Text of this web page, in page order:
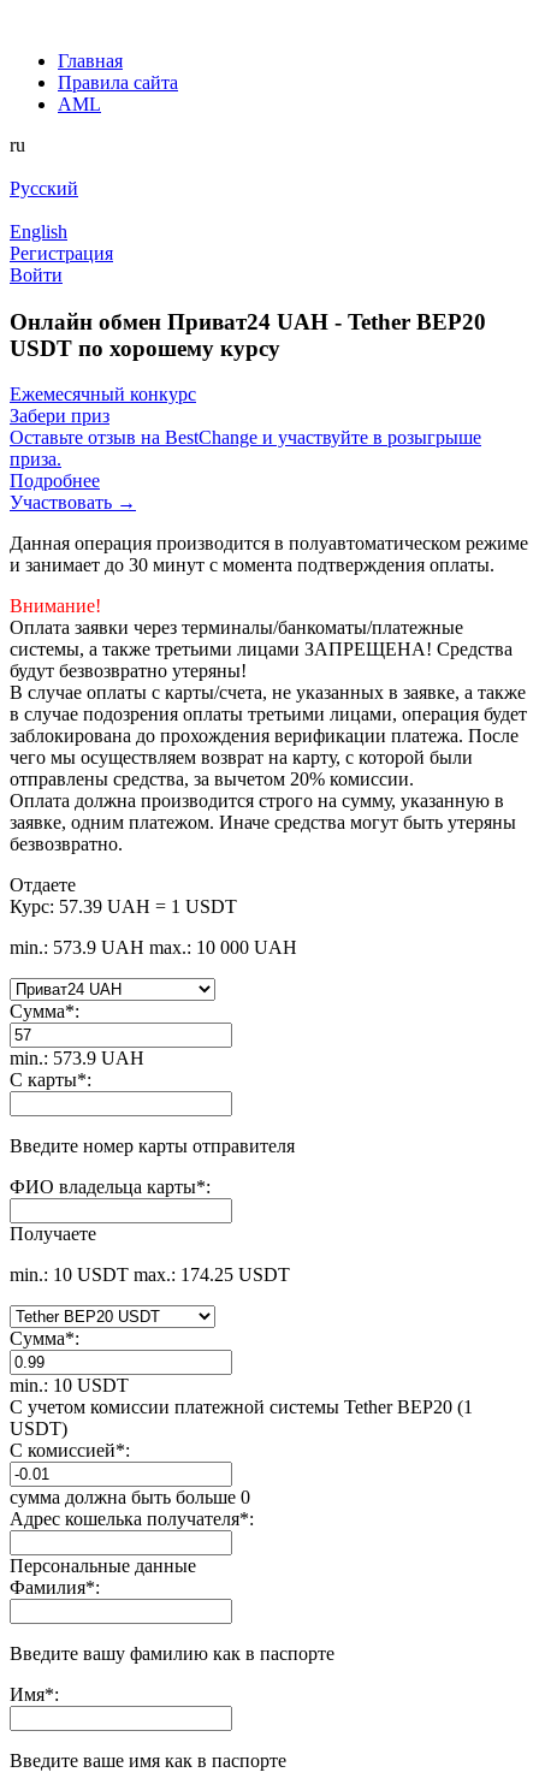
Главная
Правила сайта
AML
ru
Русский
English
Регистрация
Войти
Онлайн обмен Приват24 UAH - Tether BEP20
USDT по хорошему курсу
Ежемесячный конкурс
Забери приз
Оставьте отзыв на BestChange и участвуйте в розыгрыше
приза.
Подробнее
Участвовать →
Данная операция производится в полуавтоматическом режиме
и занимает до 30 минут с момента подтверждения оплаты.
Внимание!
Оплата заявки через терминалы/банкоматы/платежные
системы, а также третьими лицами ЗАПРЕЩЕНА! Средства
будут безвозвратно утеряны!
В случае оплаты с карты/счета, не указанных в заявке, а также
в случае подозрения оплаты третьими лицами, операция будет
заблокирована до прохождения верификации платежа. После
чего мы осуществляем возврат на карту, с которой были
отправлены средства, за вычетом 20% комиссии.
Оплата должна производится строго на сумму, указанную в
заявке, одним платежом. Иначе средства могут быть утеряны
безвозвратно.
Отдаете
Курс: 57.39 UAH = 1 USDT
min.: 573.9 UAH max.: 10 000 UAH
Сумма*:
min.: 573.9 UAH
С карты*:
Введите номер карты отправителя
ФИО владельца карты*:
Получаете
min.: 10 USDT max.: 174.25 USDT
Сумма*:
min.: 10 USDT
С учетом комиссии платежной системы Tether BEP20 (1
USDT)
С комиссией*:
сумма должна быть больше 0
Адрес кошелька получателя*:
Персональные данные
Фамилия*:
Введите вашу фамилию как в паспорте
Имя*:
Введите ваше имя как в паспорте